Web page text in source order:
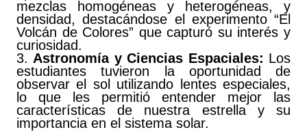
mezclas homogéneas y heterogéneas, y
densidad, destacándose el experimento “El
Volcán de Colores” que capturó su interés y
curiosidad.
3. Astronomía y Ciencias Espaciales: Los
estudiantes tuvieron la oportunidad de
observar el sol utilizando lentes especiales,
lo que les permitió entender mejor las
características de nuestra estrella y su
importancia en el sistema solar.